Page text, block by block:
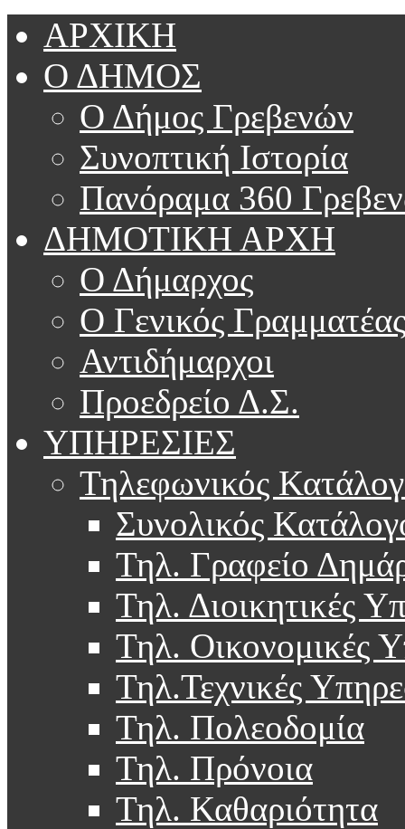
ΑΡΧΙΚΗ
Ο ΔΗΜΟΣ
Ο Δήμος Γρεβενών
Συνοπτική Ιστορία
Πανόραμα 360
ΔΗΜΟΤΙΚΗ ΑΡΧΗ
Ο Δήμαρχος
Ο Γενικός Γραμματέας
Αντιδήμαρχοι
Προεδρείο Δ.Σ.
ΥΠΗΡΕΣΙΕΣ
Τηλεφωνικός
Συνολικός
Τηλ. Γραφείο
Τηλ. Διοικητικές
Τηλ. Οικονομικές
Τηλ.Τεχνικές
Τηλ. Πολεοδομία
Τηλ. Πρόνοια
Τηλ. Καθαριότητα